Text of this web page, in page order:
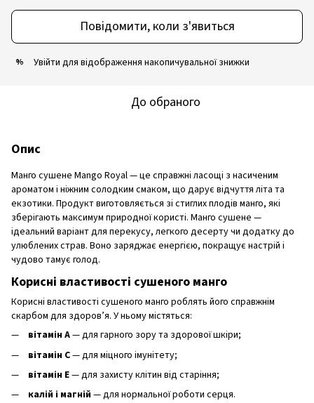
Повідомити, коли з'явиться
% Увійти для відображення накопичувальної знижки
До обраного
Опис
Манго сушене Mango Royal — це справжні ласощі з насиченим
ароматом і ніжним солодким смаком, що дарує відчуття літа та
екзотики. Продукт виготовляється зі стиглих плодів манго, які
зберігають максимум природної користі. Манго сушене —
ідеальний варіант для перекусу, легкого десерту чи додатку до
улюблених страв. Воно заряджає енергією, покращує настрій і
чудово тамує голод.
Корисні властивості сушеного манго
Корисні властивості сушеного манго роблять його справжнім
скарбом для здоров’я. У ньому містяться:
вітамін А— для гарного зору та здорової шкіри;
вітамін С— для міцного імунітету;
вітамін Е— для захисту клітин від старіння;
калій і магній— для нормальної роботи серця.